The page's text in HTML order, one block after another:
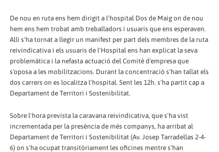
De nou en ruta ens hem dirigit a l'hospital Dos de Maig on de nou
hem ens hem trobat amb treballadors i usuaris que ens esperaven.
Allí s'ha tornat a llegir un manifest per part dels membres de la ruta
reivindicativa i els usuaris de l'Hospital ens han explicat la seva
problemàtica i la nefasta actuació del Comitè d'empresa que
s'oposa a les mobilitzacions. Durant la concentració s'han tallat els
dos carrers on es localitza l'hospital. Sent les 12h. s'ha partit cap a
Departament de Territori i Sostenibilitat.
Sobre l'hora prevista la caravana reivindicativa, que s'ha vist
incrementada per la presència de més companys, ha arribat al
Departament de Territori i Sostenibilitat (Av. Josep Tarradellas 2-4-
6) on s'ha ocupat transitòriament les oficines mentre s'han